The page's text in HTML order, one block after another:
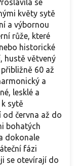
se
květy sytě
a výbornou
růže, které
historické
hustě větvený
60 až
a
lesklé a
sytě
od června až do
bohatých
dokonale
fázi
se otevírají do